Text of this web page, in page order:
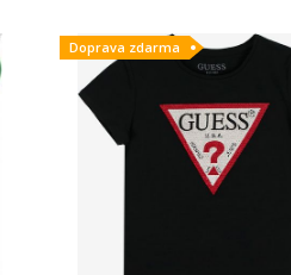
Doprava zdarma